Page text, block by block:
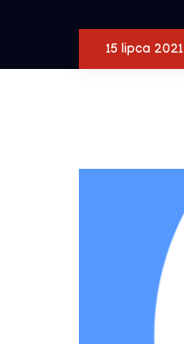
15 lipca 2021